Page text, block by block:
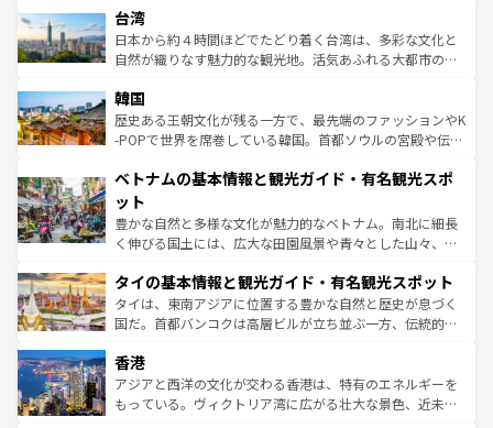
人々、おいしいローカルフードやハワイアンミュージッ
ク、伝統的なフラダンスなど、すべてがハワイの魅力を彩
っている。訪れるたびに新しい発見と感動が待っているハ
はコンテンツ一覧
リアリーフや大陸中央部にそびえるウルル（エアーズロッ
ク）、タスマニアの美しい原生林やケアンズの熱帯雨林な
ど、見どころがたくさん。また、カフェやワイン、オージ
いる。アクティビティも充実しており、サーフィンやダイ
ビング、ハイキングなど、アウトドア好きにはたまらな
い。オーストラリアの多彩な魅力を存分に味わいつくそ
参照してほしい。
台湾
日本から約４時間ほどでたどり着く台湾は、多彩な文化と
自然が織りなす魅力的な観光地。活気あふれる大都市の台
ン）、静ひつな山岳地帯である台湾東部など、都市の喧騒
と山間の静けさが共存しており、訪れる人に新しい発見と
驚きをもたらしてくれる。また、奥深い台湾の食文化も魅
容にもいいと評判のスイーツなど、バラエティ豊かな料理
照してほしい。
韓国
歴史ある王朝文化が残る一方で、最先端のファッションやK
-POPで世界を席巻している韓国。首都ソウルの宮殿や伝統
き、地方に足を延ばせば四季折々の自然美を楽しむことが
できる。そして、キムチや焼肉、絶品のストリートフード
まで、さまざまな韓国料理が待っている。夜には、韓国な
らではのナイトライフも堪能できる。あたたかいホスピタ
わってみてほしい。 なお、新着の韓国情報はコンテンツ一
覧 を参照してほしい。
ベトナムの基本情報と観光ガイド・有名観光スポ
ット
豊かな自然と多様な文化が魅力的なベトナム。南北に細長
く伸びる国土には、広大な田園風景や青々とした山々、世
急速な発展と共に伝統が息づく。ハノイの古い町並みやホ
ーチミン市のフランス統治時代の建物も、独特の雰囲気を
醸し出している。また、バラエティの豊かさとおいしさで
とつ。フォーやバインミー、ベトナムコーヒーなどは、ぜ
ひ現地で味わいたい。どの地域を訪れてもあたたかい人々
が旅行者を迎えてくれるので、きっと忘れられない旅にな
タイの基本情報と観光ガイド・有名観光スポット
タイは、東南アジアに位置する豊かな自然と歴史が息づく
国だ。首都バンコクは高層ビルが立ち並ぶ一方、伝統的な
の活気が交差している。北部ではチェンマイなどの山岳地
帯で自然と触れ合い、南部ではプーケットやクラビの美し
いビーチでリゾート気分を楽しむことができる。タイ料理
香港
アジアと西洋の文化が交わる香港は、特有のエネルギーを
もっている。ヴィクトリア湾に広がる壮大な景色、近未来